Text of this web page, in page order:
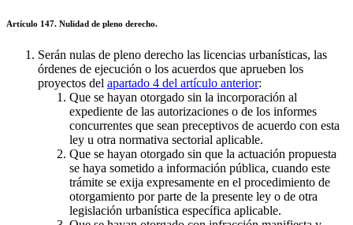
Artículo 147. Nulidad de pleno derecho.
Serán nulas de pleno derecho las licencias urbanísticas, las
órdenes de ejecución o los acuerdos que aprueben los
proyectos del apartado 4 del artículo anterior:
Que se hayan otorgado sin la incorporación al
expediente de las autorizaciones o de los informes
concurrentes que sean preceptivos de acuerdo con esta
ley u otra normativa sectorial aplicable.
Que se hayan otorgado sin que la actuación propuesta
se haya sometido a información pública, cuando este
trámite se exija expresamente en el procedimiento de
otorgamiento por parte de la presente ley o de otra
legislación urbanística específica aplicable.